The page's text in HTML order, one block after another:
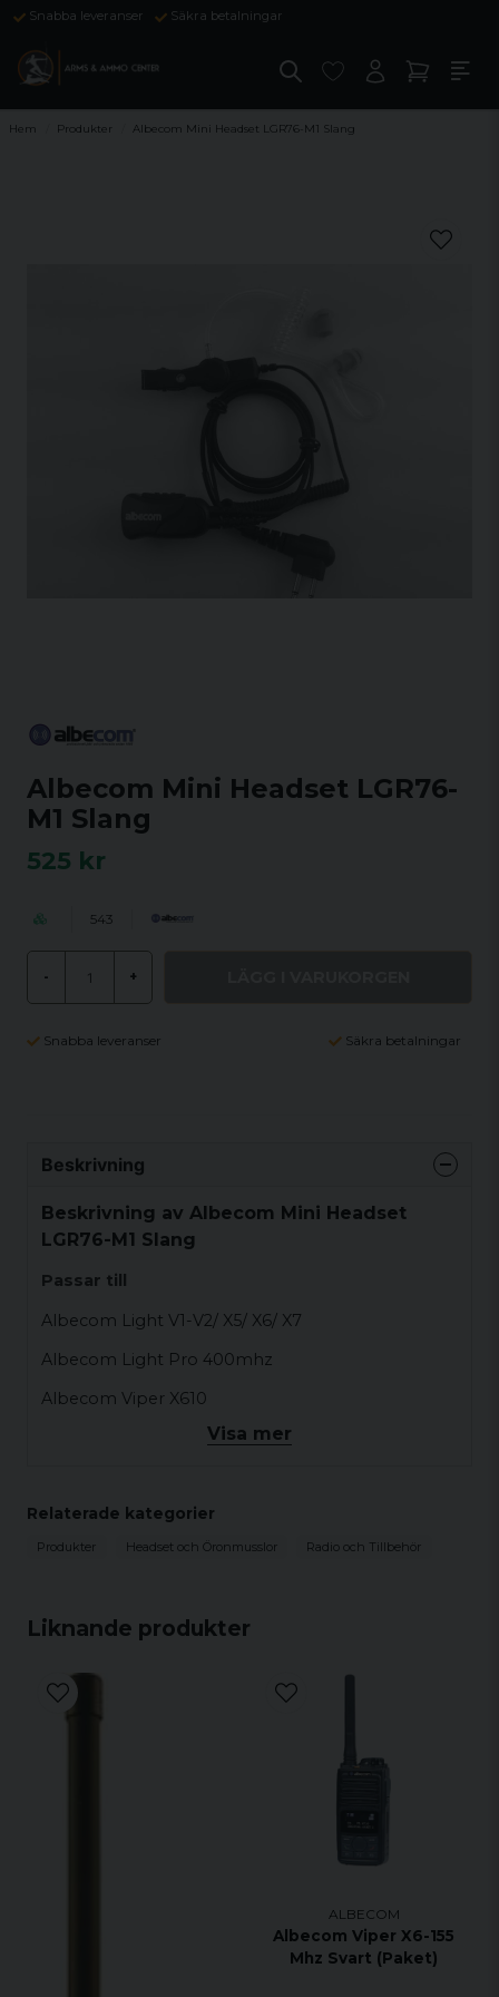
Snabba leveranser Säkra betalningar
Hem Produkter Albecom Mini Headset LGR76-M1 Slang
Albecom Mini Headset LGR76-
M1 Slang
525 kr
543
- +
Snabba leveranser Säkra betalningar
Liknande produkter
ALBECOM
Albecom Viper X6-155
Mhz Svart (Paket)
Beskrivning
Beskrivning av Albecom Mini Headset
LGR76-M1 Slang
Passar till
Albecom Light V1-V2/ X5/ X6/ X7
Albecom Light Pro 400mhz
Albecom Viper X610
Zodiac Extreme/ Easyhunt 2
Zodiac Digital / Waterproof Digital
Brecom VR1000 Pro
Motorola
Motorola
PRO3150/SP10/21/50/XTN446/500/600/XV1100/2100/
Visa mer
Relaterade kategorier
Produkter Headset och Öronmusslor Radio och Tillbehör